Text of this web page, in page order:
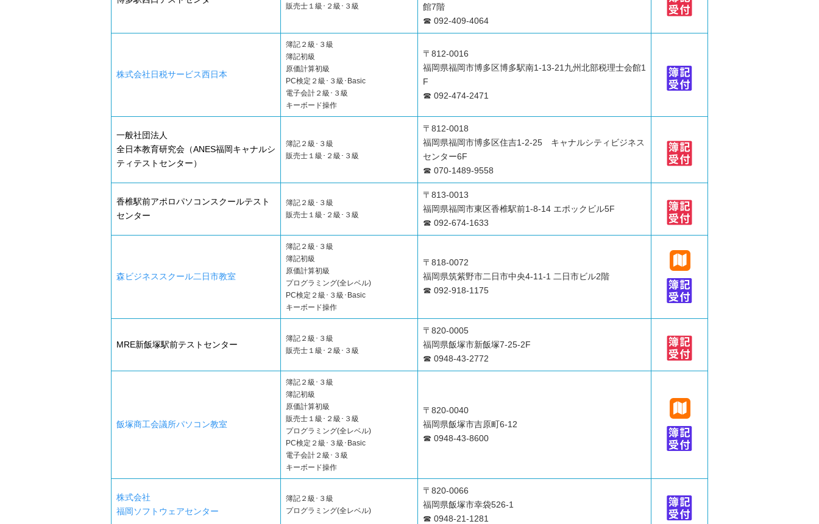
販売士１級･２級･３級
館7階
☎ 092-409-4064
株式会社日税サービス西日本
簿記２級･３級
簿記初級
原価計算初級
PC検定２級･３級･Basic
電子会計２級･３級
キーボード操作
〒812-0016
福岡県福岡市博多区博多駅南1-13-21九州北部税理士会館1
F
☎ 092-474-2471
一般社団法人
全日本教育研究会（ANES福岡キャナルシ
ティテストセンター）
簿記２級･３級
販売士１級･２級･３級
〒812-0018
福岡県福岡市博多区住吉1-2-25 キャナルシティビジネス
センター6F
☎ 070-1489-9558
香椎駅前アポロパソコンスクールテスト
センター
簿記２級･３級
販売士１級･２級･３級
〒813-0013
福岡県福岡市東区香椎駅前1-8-14 エポックビル5F
☎ 092-674-1633
森ビジネススクール二日市教室
簿記２級･３級
簿記初級
原価計算初級
プログラミング(全レベル)
PC検定２級･３級･Basic
キーボード操作
〒818-0072
福岡県筑紫野市二日市中央4-11-1 二日市ビル2階
☎ 092-918-1175
MRE新飯塚駅前テストセンター
簿記２級･３級
販売士１級･２級･３級
〒820-0005
福岡県飯塚市新飯塚7-25-2F
☎ 0948-43-2772
飯塚商工会議所パソコン教室
簿記２級･３級
簿記初級
原価計算初級
販売士１級･２級･３級
プログラミング(全レベル)
PC検定２級･３級･Basic
電子会計２級･３級
キーボード操作
〒820-0040
福岡県飯塚市吉原町6-12
☎ 0948-43-8600
株式会社
福岡ソフトウェアセンター
簿記２級･３級
プログラミング(全レベル)
〒820-0066
福岡県飯塚市幸袋526-1
☎ 0948-21-1281